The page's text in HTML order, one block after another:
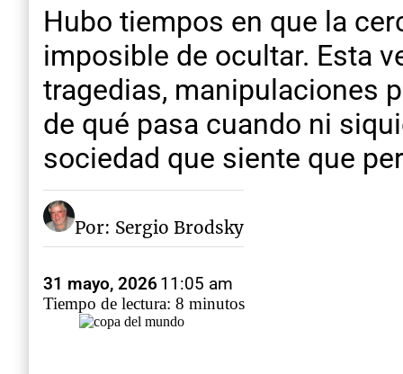
Hubo tiempos en que la
imposible de ocultar. Esta
tragedias, manipulaciones
de qué pasa cuando ni
sociedad que siente que
Por: Sergio Brodsky
31 mayo, 202611:05 am
Tiempo de lectura: 8 minutos